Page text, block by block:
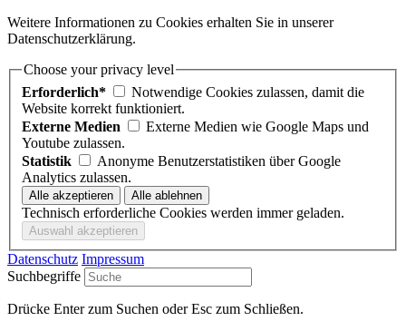
Weitere Informationen zu Cookies erhalten Sie in unserer
Datenschutzerklärung.
Choose your privacy level
Erforderlich*
Notwendige Cookies zulassen, damit die
Website korrekt funktioniert.
Externe Medien
Externe Medien wie Google Maps und
Youtube zulassen.
Statistik
Anonyme Benutzerstatistiken über Google
Analytics zulassen.
Technisch erforderliche Cookies werden immer geladen.
Datenschutz Impressum
Suchbegriffe
Drücke Enter zum Suchen oder Esc zum Schließen.